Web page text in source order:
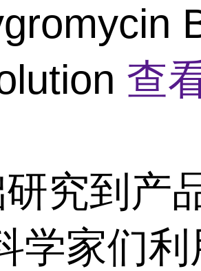
查
究到产
学家们利